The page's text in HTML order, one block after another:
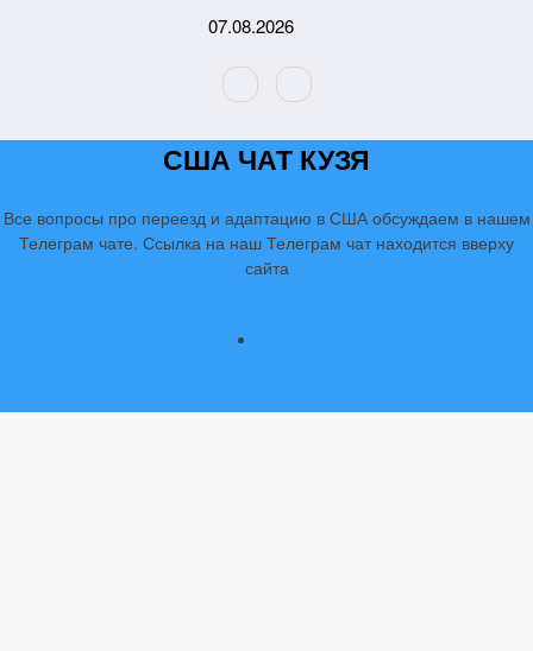
07.08.2026
США ЧАТ КУЗЯ
Все вопросы про переезд и адаптацию в США обсуждаем в нашем
Телеграм чате. Ссылка на наш Телеграм чат находится вверху
сайта